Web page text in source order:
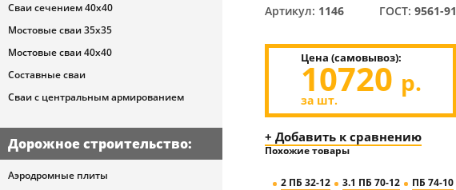
Сваи сечением 40х40
Мостовые сваи 35х35
Мостовые сваи 40х40
Составные сваи
Сваи с центральным армированием
Дорожное строительство:
Аэродромные плиты
Артикул: 1146 ГОСТ: 9561-91
Цена (самовывоз):
10720 р.
за шт.
+ Добавить к сравнению
Похожие товары
2 ПБ 32-12 3.1 ПБ 70-12 ПБ 74-10